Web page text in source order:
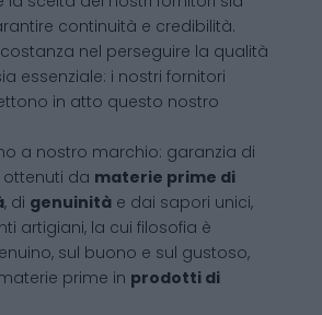
continuità e credibilità.
nel perseguire la qualità
essenziale: i nostri fornitori
in atto questo nostro
a nostro marchio: garanzia di
da materie prime di
, di genuinità e dai sapori unici,
artigiani, la cui filosofia è
sul buono e sul gustoso,
prime in prodotti di